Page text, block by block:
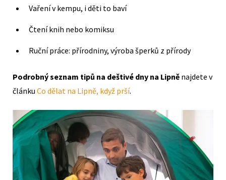
Vaření v kempu, i děti to baví
Čtení knih nebo komiksu
Ruční práce: přírodniny, výroba šperků z přírody
Podrobný seznam tipů na deštivé dny na Lipně najdete v
článku Co dělat na Lipně, když prší.